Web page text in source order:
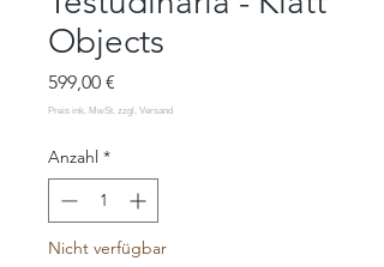
Objects
599,00 €
Anzahl *
Nicht verfügbar